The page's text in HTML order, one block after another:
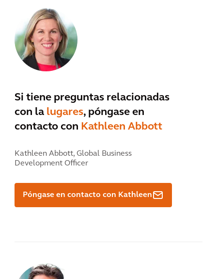
Si tiene preguntas relacionadas
con la lugares, póngase en
contacto con Kathleen Abbott
Kathleen Abbott, Global Business
Development Officer
Póngase en contacto con Kathleen